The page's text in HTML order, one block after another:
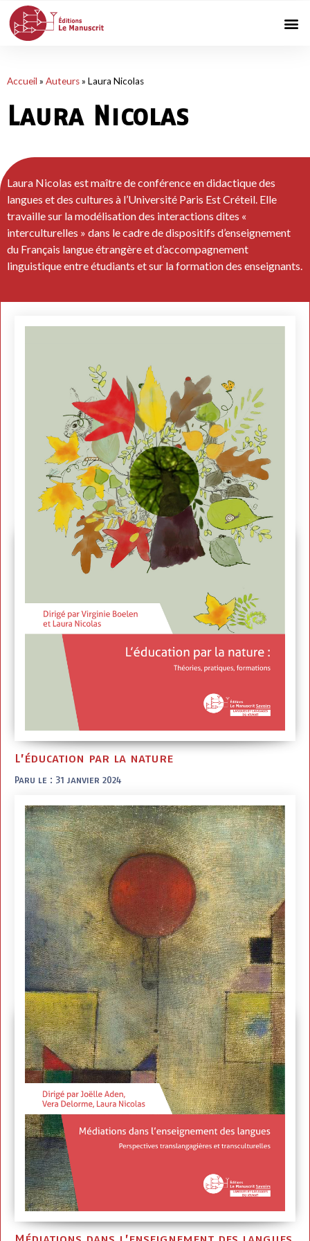
Accueil » Auteurs» Laura Nicolas
Laura Nicolas
Laura Nicolas est maître de conférence en didactique des
langues et des cultures à l’Université Paris Est Créteil. Elle
travaille sur la modélisation des interactions dites «
interculturelles » dans le cadre de dispositifs d’enseignement
du Français langue étrangère et d’accompagnement
linguistique entre étudiants et sur la formation des enseignants.
L’éducation par la nature
Paru le : 31 janvier 2024